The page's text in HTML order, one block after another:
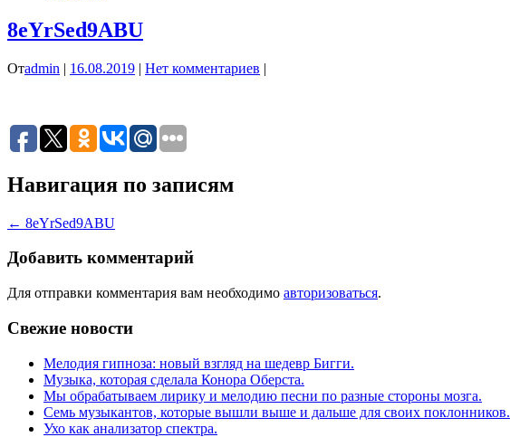
8eYrSed9ABU
Отadmin | 16.08.2019 | Нет комментариев |
Навигация по записям
← 8eYrSed9ABU
Добавить комментарий
Для отправки комментария вам необходимо авторизоваться.
Свежие новости
Мелодия гипноза: новый взгляд на шедевр Бигги.
Музыка, которая сделала Конора Оберста.
Мы обрабатываем лирику и мелодию песни по разные стороны мозга.
Семь музыкантов, которые вышли выше и дальше для своих поклонников.
Ухо как анализатор спектра.